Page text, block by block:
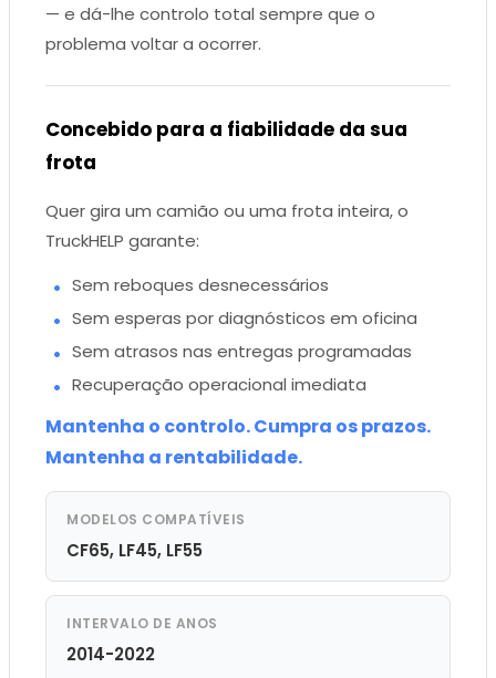
— e dá-lhe controlo total sempre que o
problema voltar a ocorrer.
Concebido para a fiabilidade da sua
frota
Quer gira um camião ou uma frota inteira, o
TruckHELP garante:
Sem reboques desnecessários
Sem esperas por diagnósticos em oficina
Sem atrasos nas entregas programadas
Recuperação operacional imediata
Mantenha o controlo. Cumpra os prazos.
Mantenha a rentabilidade.
MODELOS COMPATÍVEIS
CF65, LF45, LF55
INTERVALO DE ANOS
2014-2022